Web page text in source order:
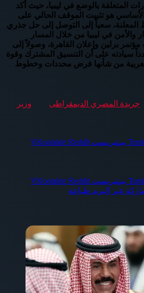
المتعلقة بالوضع في ليبيا، حيث أكد
هو تثبيت الموقف الحالي على
سعياً إلى التوصل إلى حل جذري
والأمن في ليبيا من خلال المسار
برلين وإعلان القاهرة، وصولاً إلى
سيادته على أن التنسيق المشترك وقوة
العربية من شأنها فرض محددات وخطوط
جريدة المصري الديمقراطى
وزير
بينتيريست
بينتيريست
عبر البريد طباعة